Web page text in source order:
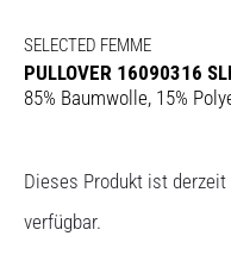
SELECTED FEMME
PULLOVER 16090316
85% Baumwolle, 15%
Dieses Produkt ist
verfügbar.